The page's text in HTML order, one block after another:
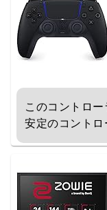
このコントロ
安定のコント